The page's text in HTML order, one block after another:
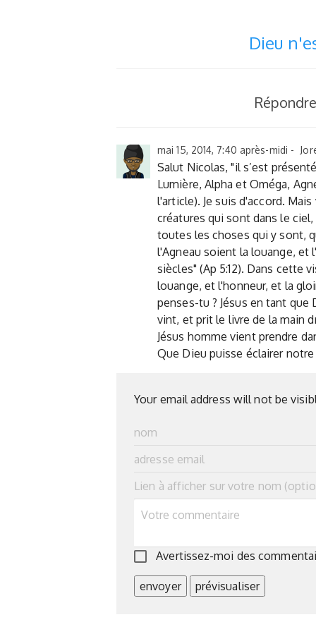
Dieu
mai 15, 2014, 7:40 après-midi -
Salut Nicolas, "il s’est
Lumière, Alpha et Oméga,
l'article). Je suis d'accord.
créatures qui sont dans le
toutes les choses qui y sont,
l'Agneau soient la louange, et
siècles" (Ap 5:12). Dans cette
louange, et l'honneur, et la
penses-tu ? Jésus en tant que
vint, et prit le livre de la main
Jésus homme vient prendre
Que Dieu puisse éclairer
Your email address will not be
Avertissez-moi des